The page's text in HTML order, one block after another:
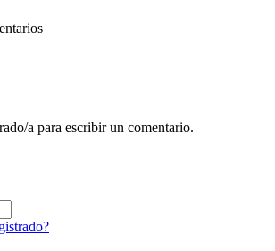
a para escribir un comentario.